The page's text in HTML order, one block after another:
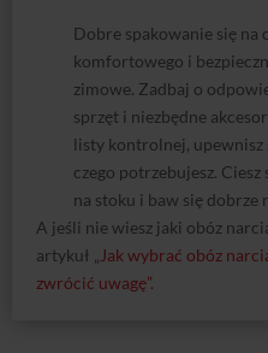
Dobre spakowanie się na
komfortowego i
zimowe. Zadbaj o
sprzęt i niezbędne
listy kontrolnej, upewnisz
czego potrzebujesz.
na stoku i baw się dobrze
A jeśli nie wiesz jaki obóz
artykuł „
Jak wybrać obóz
zwrócić uwagę”.